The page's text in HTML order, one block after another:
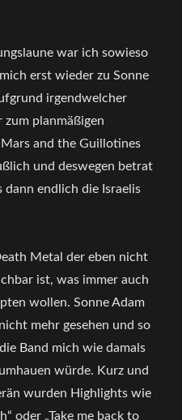
war ich sowieso
erst wieder zu Sonne
irgendwelcher
zum planmäßigen
and the Guillotines
und deswegen betrat
dann endlich die Israelis
Metal der eben nicht
ist, was immer auch
wollen. Sonne Adam
mehr gesehen und so
Band mich wie damals
würde. Kurz und
wurden Highlights wie
oder „Take me back to